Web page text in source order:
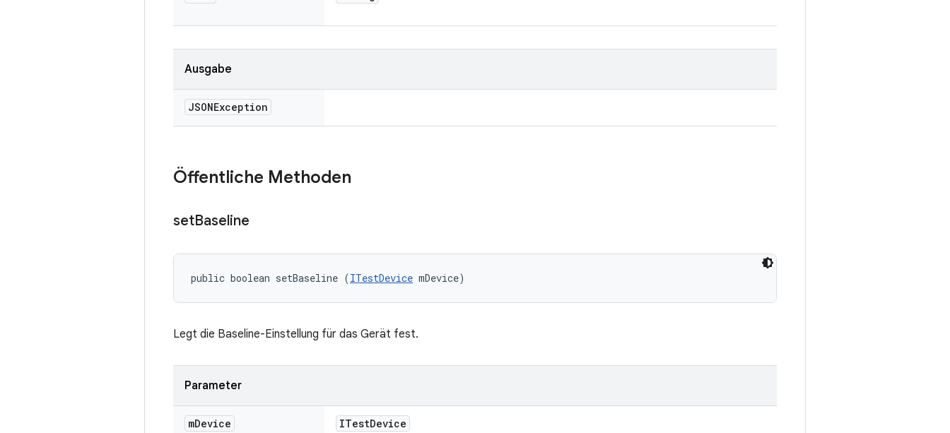
Ausgabe
JSONException
Öffentliche Methoden
setBaseline
public boolean setBaseline (ITestDevice mDevice)
Legt die Baseline-Einstellung für das Gerät fest.
Parameter
mDevice ITestDevice